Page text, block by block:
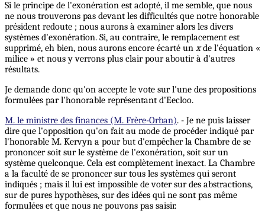
Si le principe de l'exonération est adopté, il me semble, que nous
ne nous trouverons pas devant les difficultés que notre honorable
président redoute ; nous aurons à examiner alors les divers
systèmes d'exonération. Si, au contraire, le remplacement est
supprimé, eh bien, nous aurons encore écarté un xde l'équation «
milice » et nous y verrons plus clair pour aboutir à d'autres
résultats.
Je demande donc qu'on accepte le vote sur l'une des propositions
formulées par l'honorable représentant d'Eecloo.
M. le ministre des finances (M. Frère-Orban). - Je ne puis laisser
dire que l'opposition qu'on fait au mode de procéder indiqué par
l'honorable M. Kervyn a pour but d'empêcher la Chambre de se
prononcer soit sur le système de l'exonération, soit sur un
système quelconque. Cela est complètement inexact. La Chambre
a la faculté de se prononcer sur tous les systèmes qui seront
indiqués ; mais il lui est impossible de voter sur des abstractions,
sur de pures hypothèses, sur des idées qui ne sont pas même
formulées et que nous ne pouvons pas saisir.